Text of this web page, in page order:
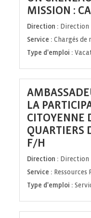
MISSION :
Direction : Direction
Service : Chargés de
Type d'emploi :
LA
CITOYENNE
QUARTIERS
F/H
fenêtre)
Direction : Direction
Service :
Type d'emploi :